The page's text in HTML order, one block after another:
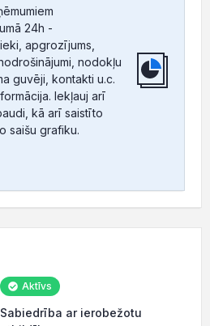
24h -
apgrozījums,
nodokļu
guvēji, kontakti u.c.
Iekļauj arī
kā arī saistīto
saišu grafiku.
Aktīvs
Sabiedrība ar ierobežotu